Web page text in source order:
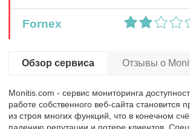
Fornex
Обзор сервиса Отзывы о
Monitis.com - сервис мониторинга
работе собственного веб-сайта становится
из строя многих функций, что в конечном
падению репутации и потере клиентов.